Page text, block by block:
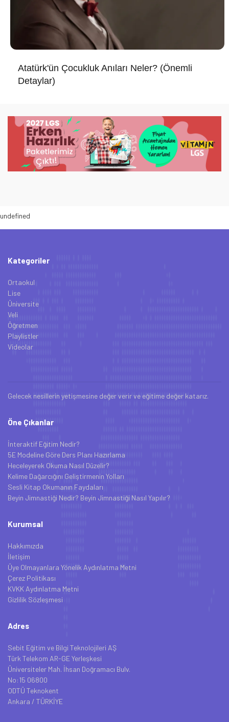
Atatürk'ün Çocukluk Anıları Neler? (Önemli
Detaylar)
undefined
Kategoriler
Ortaokul
Lise
Üniversite
Veli
Öğretmen
Playlistler
Videolar
Gelecek nesillerin yetişmesine değer verir ve eğitime değer katarız.
Öne Çıkanlar
İnteraktif Eğitim Nedir?
5E Modeline Göre Ders Planı Hazırlama
Heceleyerek Okuma Nasıl Düzelir?
Kelime Dağarcığını Geliştirmenin Yolları
Sesli Kitap Okumanın Faydaları
Beyin Jimnastiği Nedir? Beyin Jimnastiği Nasıl Yapılır?
Kurumsal
Hakkımızda
İletişim
Üye Olmayanlara Yönelik Aydınlatma Metni
Çerez Politikası
KVKK Aydınlatma Metni
Gizlilik Sözleşmesi
Adres
Sebit Eğitim ve Bilgi Teknolojileri AŞ
Türk Telekom AR-GE Yerleşkesi
Üniversiteler Mah. İhsan Doğramacı Bulv.
No:15 06800
ODTÜ Teknokent
Ankara / TÜRKİYE